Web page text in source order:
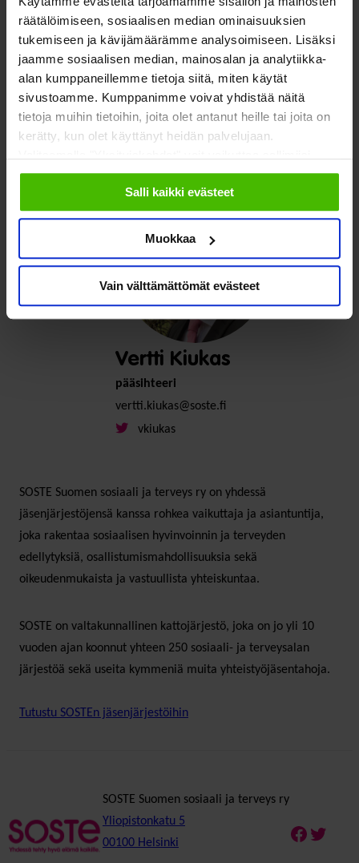
räätälöimiseen, sosiaalisen median ominaisuuksien
tukemiseen ja kävijämäärämme analysoimiseen. Lisäksi
jaamme sosiaalisen median, mainosalan ja analytiikka-
alan kumppaneillemme tietoja siitä, miten käytät
sivustoamme. Kumppanimme voivat yhdistää näitä
tietoja muihin tietoihin, joita olet antanut heille tai joita on
kerätty, kun olet käyttänyt heidän palvelujaan.
evästeisiin.
Salli kaikki evästeet
Muokkaa
Vain välttämättömät evästeet
elämäntilanteissa elävät ihmiset tarvitsevat puolustajan, joka
nostaa näkyviin niin järjestelmän epäkohtia kuin
kehittämismahdollisuuksia.
vuodelle 2024 uuden talousarvion, joka noudattaa viime
Vertti Kiukas
pääsihteeri
vertti.kiukas@soste.fi
vkiukas
SOSTE Suomen sosiaali ja terveys ry on yhdessä
jäsenjärjestöjensä kanssa rohkea vaikuttaja ja asiantuntija,
joka rakentaa sosiaalisen hyvinvoinnin ja terveyden
edellytyksiä, osallistumismahdollisuuksia sekä
oikeudenmukaista ja vastuullista yhteiskuntaa.
SOSTE on valtakunnallinen kattojärjestö, joka on jo yli 10
vuoden ajan koonnut yhteen 250 sosiaali- ja terveysalan
järjestöä sekä useita kymmeniä muita yhteistyöjäsentahoja.
Tutustu SOSTEn jäsenjärjestöihin
SOSTE Suomen sosiaali ja terveys ry
Yliopistonkatu 5
00100 Helsinki